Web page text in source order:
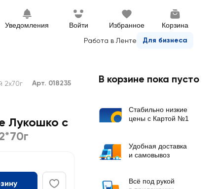
Уведомления Войти Избранное Корзина
Работа в Ленте Для бизнеса
2х70г Арт. 018235
Лукошко с
В корзине пока пусто
Стабильно низкие
цены с Картой №1
Удобная доставка
и самовывоз
Всё под рукой